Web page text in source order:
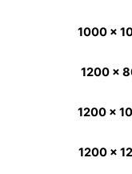
1000 x
1200 x
1200 x
1200 x